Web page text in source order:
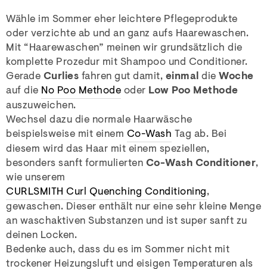
Wähle im Sommer eher leichtere Pflegeprodukte
oder verzichte ab und an ganz aufs Haarewaschen.
Mit “Haarewaschen” meinen wir grundsätzlich die
komplette Prozedur mit Shampoo und Conditioner.
Gerade Curlies fahren gut damit, einmal die Woche
auf die No Poo Methode oder Low Poo Methode
auszuweichen.
Wechsel dazu die normale Haarwäsche
beispielsweise mit einem Co-Wash Tag ab. Bei
diesem wird das Haar mit einem speziellen,
besonders sanft formulierten Co-Wash Conditioner,
wie unserem
CURLSMITH Curl Quenching Conditioning,
gewaschen. Dieser enthält nur eine sehr kleine Menge
an waschaktiven Substanzen und ist super sanft zu
deinen Locken.
Bedenke auch, dass du es im Sommer nicht mit
trockener Heizungsluft und eisigen Temperaturen als